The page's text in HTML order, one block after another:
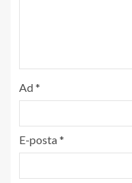
Ad*
E-posta*